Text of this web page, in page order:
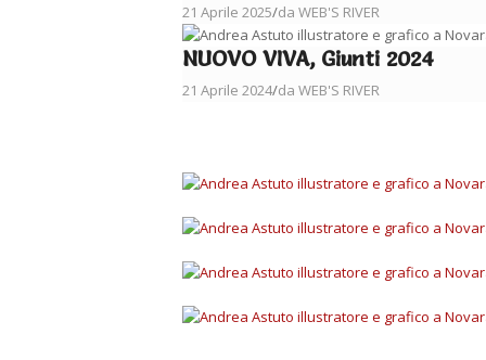
21 Aprile 2025/da WEB'S RIVER
NUOVO VIVA, Giunti 2024
21 Aprile 2024/da WEB'S RIVER